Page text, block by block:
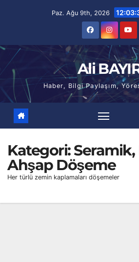
Paz. Ağu 9th, 2026
Ali
Haber, Bilgi Paylaşım,
Kategori:
Ahşap Döşeme
Her türlü zemin kaplamaları döşemeler